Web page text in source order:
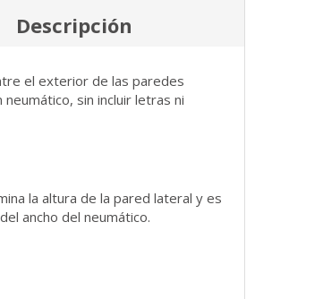
Descripción
el exterior de las paredes
sin incluir letras ni
la altura de la pared lateral y es
ancho del neumático.